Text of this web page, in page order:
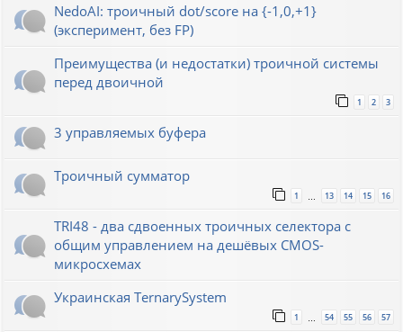
NedoAI: троичный dot/score на {-1,0,+1}
(эксперимент, без FP)
Преимущества (и недостатки) троичной системы
перед двоичной
1 2 3
3 управляемых буфера
Троичный сумматор
1 13 14 15 16
TRI48 - два сдвоенных троичных селектора с
общим управлением на дешёвых CMOS-
микросхемах
Украинская TernarySystem
1 54 55 56 57